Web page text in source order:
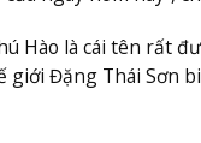
Hào là cái tên rất
Đặng Thái Sơn